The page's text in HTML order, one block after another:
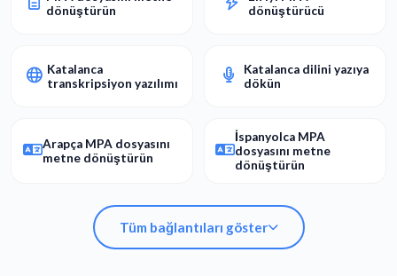
dönüştürün
dönüştürücü
Katalanca
transkripsiyon yazılımı
Katalanca dilini yazıya
dökün
Arapça MPA dosyasını
metne dönüştürün
İspanyolca MPA
dosyasını metne
dönüştürün
Tüm bağlantıları göster